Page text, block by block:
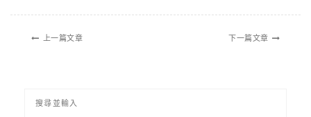
上一篇文章 下一篇文章